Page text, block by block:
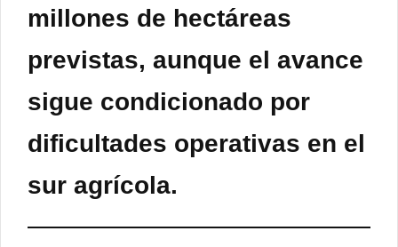
millones de hectáreas
previstas, aunque el avance
sigue condicionado por
dificultades operativas en el
sur agrícola.